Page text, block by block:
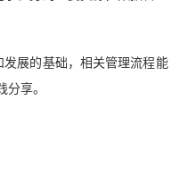
展的基础，相关管理流程能
享。